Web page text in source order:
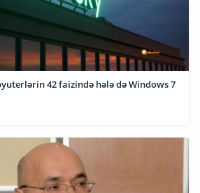
42 faizində hələ də Windows 7